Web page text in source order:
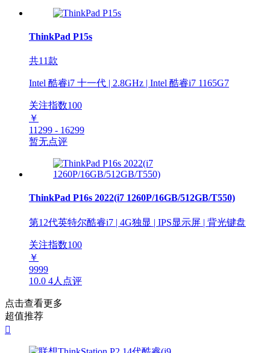
ThinkPad P15s
共11款
Intel 酷睿i7 十一代 | 2.8GHz | Intel 酷睿i7 1165G7
关注指数100
￥
11299 - 16299
暂无点评
ThinkPad P16s 2022(i7 1260P/16GB/512GB/T550)
第12代英特尔酷睿i7 | 4G独显 | IPS显示屏 | 背光键盘
关注指数100
￥
9999
10.0 4人点评
点击查看更多
超值推荐
